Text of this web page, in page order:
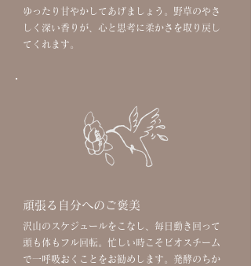
ゆったり甘やかしてあげましょう。野草のやさ
しく深い香りが、心と思考に柔かさを取り戻し
てくれます。
頑張る自分へのご褒美
沢山のスケジュールをこなし、毎日動き回って
頭も体もフル回転。忙しい時こそビオスチーム
で一呼吸おくことをお勧めします。発酵のちか